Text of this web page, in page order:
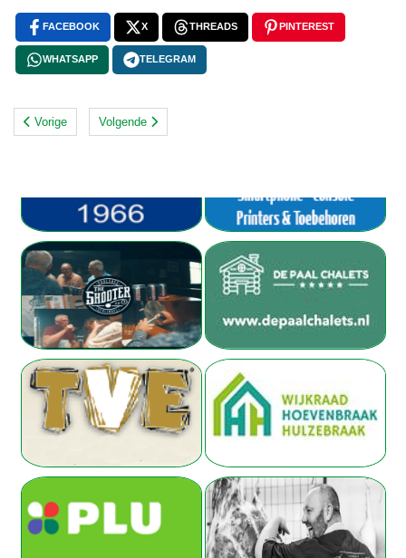
FACEBOOK X THREADS PINTEREST
WHATSAPP TELEGRAM
Vorige Volgende